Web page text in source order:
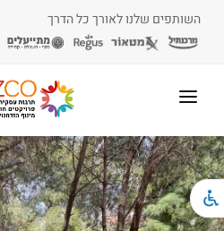
השותפים שלנו לאורך כל הדרך
על BIZCO
BIZCO לעסקים